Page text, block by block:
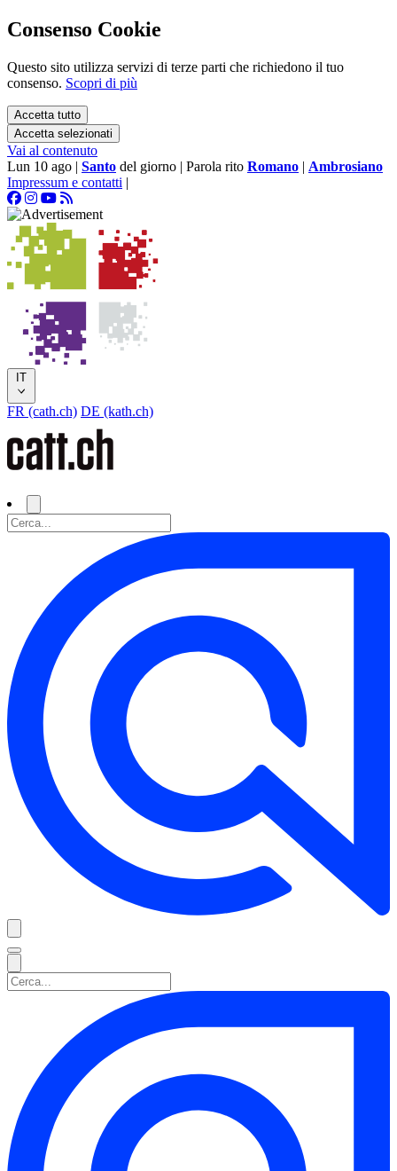
Consenso Cookie
Questo sito utilizza servizi di terze parti che richiedono il tuo
consenso. Scopri di più
Accetta tutto
Accetta selezionati
Vai al contenuto
Lun 10 ago | Santo del giorno | Parola rito Romano | Ambrosiano
Impressum e contatti |
IT
FR (cath.ch) DE (kath.ch)